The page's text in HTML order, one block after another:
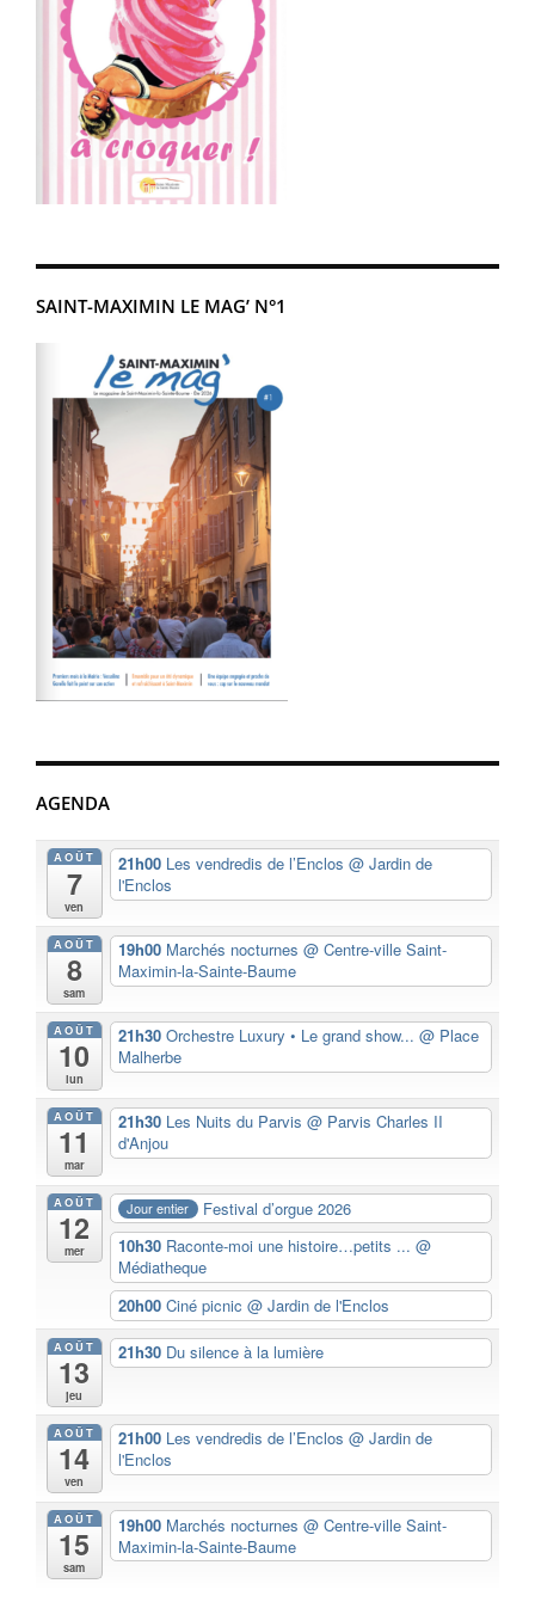
SAINT-MAXIMIN LE MAG’ N°1
AGENDA
AOÛT
7
ven
21h00 Les vendredis de l’Enclos @ Jardin de
l'Enclos
AOÛT
8
sam
19h00 Marchés nocturnes @ Centre-ville Saint-
Maximin-la-Sainte-Baume
AOÛT
10
lun
21h30 Orchestre Luxury • Le grand show... @ Place
Malherbe
AOÛT
11
mar
21h30 Les Nuits du Parvis @ Parvis Charles II
d'Anjou
AOÛT
12
mer
Jour entier
Festival d’orgue 2026
10h30 Raconte-moi une histoire…petits ... @
Médiatheque
20h00 Ciné picnic @ Jardin de l'Enclos
AOÛT
13
jeu
21h30 Du silence à la lumière
AOÛT
14
ven
21h00 Les vendredis de l’Enclos @ Jardin de
l'Enclos
AOÛT
15
sam
19h00 Marchés nocturnes @ Centre-ville Saint-
Maximin-la-Sainte-Baume